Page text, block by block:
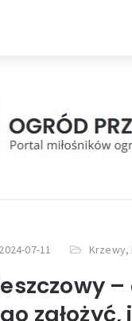
2024-07-11
–
założyć,